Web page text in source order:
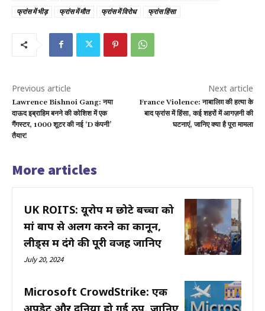
फ्रांस में भीड़
फ्रांस में मौत फ्रांस में विरोध फ्रांस हिंसा
Previous article
Lawrence Bishnoi Gang: नया
दाऊद इब्राहिम बनने की कोशिश में एक
गैंगस्टर, 1000 शूटर की नई ‘D कंपनी’
तैयार!
Next article
France Violence: नाबालिग़ की हत्या के
बाद फ्रांस में हिंसा, कई शहरों में आगज़नी की
घटनाएं, जानिए क्या है पूरा मामला
More articles
UK ROITS: यूरोप में छोटे बच्चों को
मां बाप से अलग करने का कानून,
लीड्स में दंगे की पूरी वजह जानिए
July 20, 2024
Microsoft CrowdStrike: एक
अपडेट और दुनिया हो गई ठप, जानिए